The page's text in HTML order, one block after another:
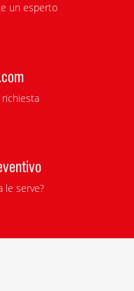
un esperto
le serve?